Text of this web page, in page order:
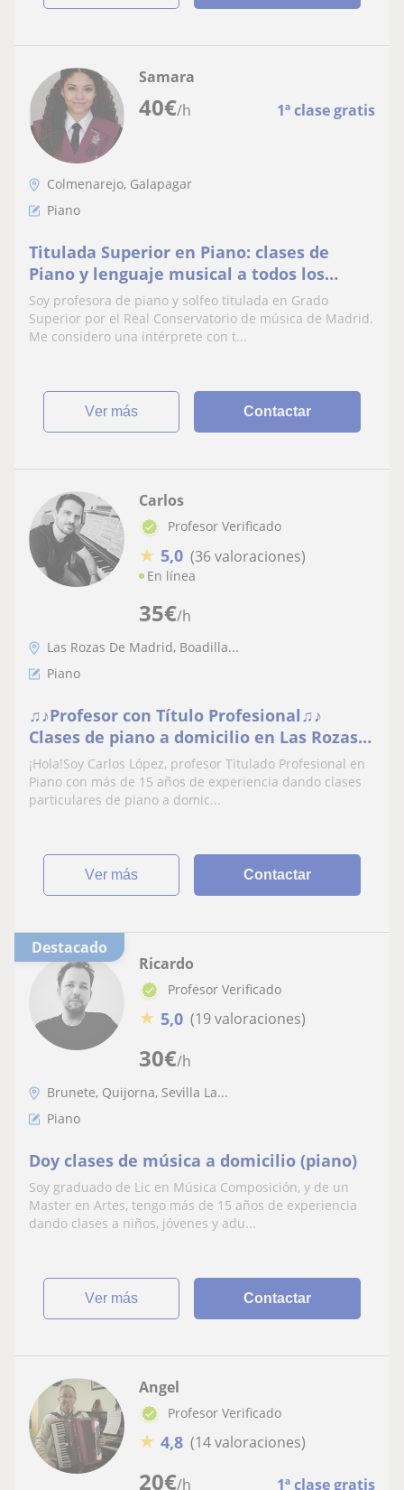
40€/h 1ª clase gratis
Samara
Colmenarejo, Galapagar
Piano
Titulada Superior en Piano: clases de
Piano y lenguaje musical a todos los
niveles en Español o en Inglés
Soy profesora de piano y solfeo titulada en Grado
Superior por el Real Conservatorio de música de Madrid.
Me considero una intérprete con t...
ver más Contactar
35€/h
Carlos
Profesor Verificado
★ 5,0 (36 valoraciones)
En línea
Las Rozas De Madrid, Boadilla...
Piano
♫♪Profesor con Título Profesional♫♪
Clases de piano a domicilio en Las Rozas,
Las Matas, Torrelodones, Boadilla,
Pozuelo, Majadahonda, Villaviciosa,
Madrid capital
¡Hola!Soy Carlos López, profesor Titulado Profesional en
Piano con más de 15 años de experiencia dando clases
particulares de piano a domic...
ver más Contactar
Destacado
30€/h
Ricardo
Profesor Verificado
★ 5,0 (19 valoraciones)
Brunete, Quijorna, Sevilla La...
Piano
Doy clases de música a domicilio (piano)
Soy graduado de Lic en Música Composición, y de un
Master en Artes, tengo más de 15 años de experiencia
dando clases a niños, jóvenes y adu...
ver más Contactar
20€/h 1ª clase gratis
Angel
Profesor Verificado
★ 4,8 (14 valoraciones)